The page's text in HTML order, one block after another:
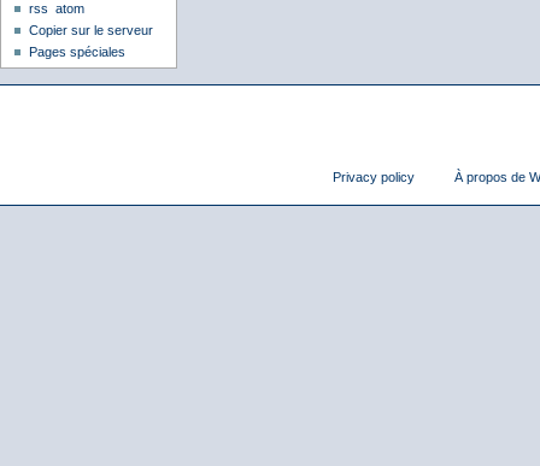
rss
atom
Copier sur le serveur
Pages spéciales
Privacy policy À propos de